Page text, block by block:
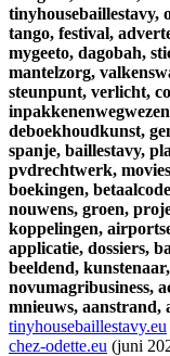
tinyhousebaillestavy,
tango, festival,
mygeeto, dagobah,
mantelzorg,
steunpunt, verlicht,
deboekhoudkunst,
spanje, baillestavy,
pvdrechtwerk,
boekingen,
nouwens, groen,
koppelingen,
applicatie, dossiers,
beeldend, kunstenaar,
novumagribusiness,
mnieuws, aanstrand,
tinyhousebaillestavy.eu
chez-odette.eu (juni